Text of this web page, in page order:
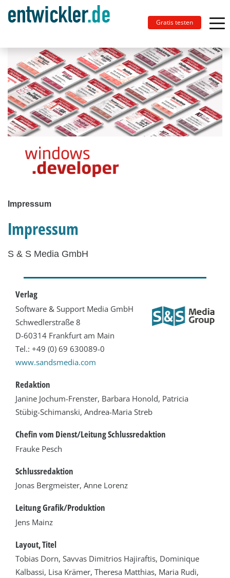
Gratis testen
Impressum
Impressum
S & S Media GmbH
Verlag
Software & Support Media GmbH
Schwedlerstraße 8
D-60314 Frankfurt am Main
Tel.: +49 (0) 69 630089-0
www.sandsmedia.com
Redaktion
Janine Jochum-Frenster, Barbara Honold, Patricia
Stübig-Schimanski, Andrea-Maria Streb
Chefin vom Dienst/Leitung Schlussredaktion
Frauke Pesch
Schlussredaktion
Jonas Bergmeister, Anne Lorenz
Leitung Grafik/Produktion
Jens Mainz
Layout, Titel
Tobias Dorn, Savvas Dimitrios Hajiraftis, Dominique
Kalbassi, Lisa Krämer, Theresa Matthias, Maria Rudi,